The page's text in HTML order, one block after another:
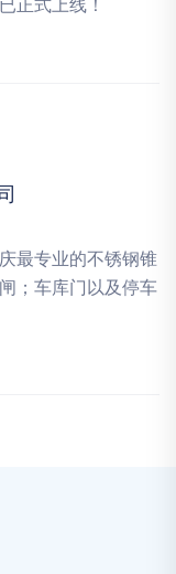
最专业的不锈钢锥
；车库门以及停车